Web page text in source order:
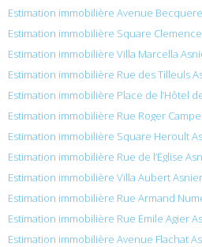
Estimation immobilière Avenue
Estimation immobilière Square
Estimation immobilière Villa Marcella
Estimation immobilière Rue des Tilleuls
Estimation immobilière Place de l’Hôtel
Estimation immobilière Rue Roger
Estimation immobilière Square Heroult
Estimation immobilière Rue de l’Église
Estimation immobilière Villa Aubert
Estimation immobilière Rue Armand
Estimation immobilière Rue Émile Agier
Estimation immobilière Avenue Flachat